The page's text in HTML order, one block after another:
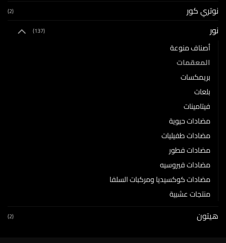
نوتري كور (2)
نور (137)
أصناف منوعة
المعقمات
بريمكسات
بلعات
فيتامينات
مضادات حيوية
مضادات طفيليات
مضادات فطور
مضادات فيروسيه
مضادات كوكسيديا ومركبات السلفا
منتجات عشبية
هيتون (2)